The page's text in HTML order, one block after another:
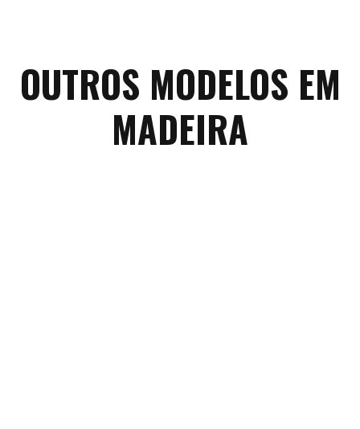
OUTROS MODELOS EM
MADEIRA